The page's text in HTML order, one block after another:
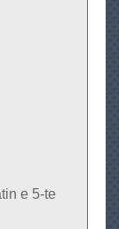
e 5-te